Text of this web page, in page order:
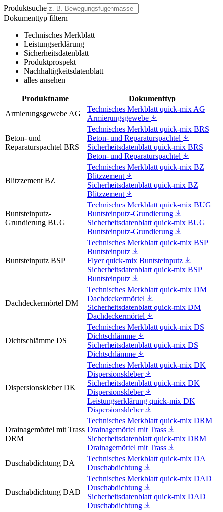
Produktsuche
Dokumenttyp filtern
Technisches Merkblatt
Leistungserklärung
Sicherheitsdatenblatt
Produktprospekt
Nachhaltigkeitsdatenblatt
alles ansehen
Produktname
Dokumenttyp
Armierungsgewebe AG
Technisches Merkblatt quick-mix AG
Armierungsgewebe
Beton- und
Reparaturspachtel BRS
Technisches Merkblatt quick-mix BRS
Beton- und Reparaturspachtel
Sicherheitsdatenblatt quick-mix BRS
Beton- und Reparaturspachtel
Blitzzement BZ
Technisches Merkblatt quick-mix BZ
Blitzzement
Sicherheitsdatenblatt quick-mix BZ
Blitzzement
Buntsteinputz-
Grundierung BUG
Technisches Merkblatt quick-mix BUG
Buntsteinputz-Grundierung
Sicherheitsdatenblatt quick-mix BUG
Buntsteinputz-Grundierung
Buntsteinputz BSP
Technisches Merkblatt quick-mix BSP
Buntsteinputz
Flyer quick-mix Buntsteinputz
Sicherheitsdatenblatt quick-mix BSP
Buntsteinputz
Dachdeckermörtel DM
Technisches Merkblatt quick-mix DM
Dachdeckermörtel
Sicherheitsdatenblatt quick-mix DM
Dachdeckermörtel
Dichtschlämme DS
Technisches Merkblatt quick-mix DS
Dichtschlämme
Sicherheitsdatenblatt quick-mix DS
Dichtschlämme
Dispersionskleber DK
Technisches Merkblatt quick-mix DK
Dispersionskleber
Sicherheitsdatenblatt quick-mix DK
Dispersionskleber
Leistungserklärung quick-mix DK
Dispersionskleber
Drainagemörtel mit Trass
DRM
Technisches Merkblatt quick-mix DRM
Drainagemörtel mit Trass
Sicherheitsdatenblatt quick-mix DRM
Drainagemörtel mit Trass
Duschabdichtung DA
Technisches Merkblatt quick-mix DA
Duschabdichtung
Duschabdichtung DAD
Technisches Merkblatt quick-mix DAD
Duschabdichtung
Sicherheitsdatenblatt quick-mix DAD
Duschabdichtung